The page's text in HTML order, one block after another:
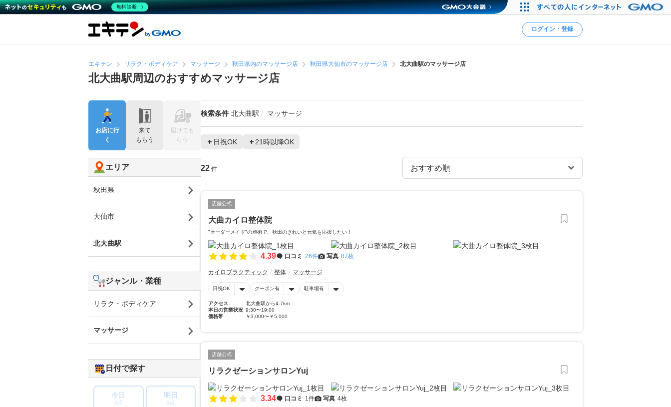
ログイン・登録
エキテン リラク・ボディケア マッサージ 秋田県内のマッサージ店 秋田県大仙市のマッサージ店 北大曲駅のマッサージ店
北大曲駅周辺のおすすめマッサージ店
検索条件 北大曲駅 マッサージ
日祝OK 21時以降OK
22 件
店舗公式
大曲カイロ整体院
"オーダーメイド"の施術で、秋田のきれいと元気を応援したい！
4.39 口コミ 26件 写真 87枚
カイロプラクティック 整体 マッサージ
日祝OK クーポン有 駐車場有
アクセス
北大曲駅から4.7km
本日の営業状況 9:30〜19:00
価格帯
￥3,000〜￥5,000
店舗公式
リラクゼーションサロンYuj
3.34 口コミ 1件 写真 4枚
お店に行
く
来て
もらう
届けても
らう
エリア
秋田県
大仙市
北大曲駅
ジャンル・業種
リラク・ボディケア
マッサージ
日付で探す
今日
8/7
明日
8/8
無料診断